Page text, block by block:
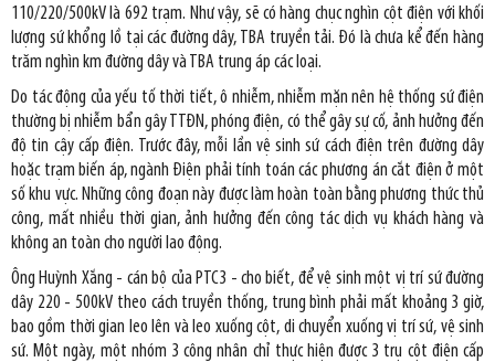
110/220/500kV là 692 trạm. Như vậy, sẽ có hàng chục nghìn cột điện với khối
lượng sứ khổng lồ tại các đường dây, TBA truyền tải. Đó là chưa kể đến hàng
trăm nghìn km đường dây và TBA trung áp các loại.
Do tác động của yếu tố thời tiết, ô nhiễm, nhiễm mặn nên hệ thống sứ điện
thường bị nhiễm bẩn gây TTĐN, phóng điện, có thể gây sự cố, ảnh hưởng đến
độ tin cậy cấp điện. Trước đây, mỗi lần vệ sinh sứ cách điện trên đường dây
hoặc trạm biến áp, ngành Điện phải tính toán các phương án cắt điện ở một
số khu vực. Những công đoạn này được làm hoàn toàn bằng phương thức thủ
công, mất nhiều thời gian, ảnh hưởng đến công tác dịch vụ khách hàng và
không an toàn cho người lao động.
Ông Huỳnh Xắng - cán bộ của PTC3 - cho biết, để vệ sinh một vị trí sứ đường
dây 220 - 500kV theo cách truyền thống, trung bình phải mất khoảng 3 giờ,
bao gồm thời gian leo lên và leo xuống cột, di chuyển xuống vị trí sứ, vệ sinh
sứ. Một ngày, một nhóm 3 công nhân chỉ thực hiện được 3 trụ cột điện cấp